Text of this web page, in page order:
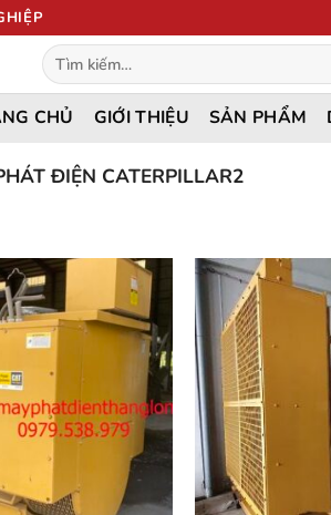
Tìm
kiếm:
CHỦ GIỚI THIỆU SẢN PHẨM
ĐIỆN CATERPILLAR2